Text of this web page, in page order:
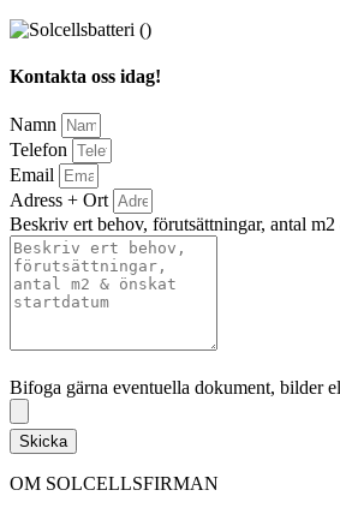
Kontakta oss idag!
Namn
Telefon
Email
Adress + Ort
Beskriv ert behov, förutsättningar, antal
Bifoga gärna eventuella dokument, bilder
Skicka
OM SOLCELLSFIRMAN